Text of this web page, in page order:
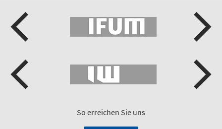
So erreichen Sie uns